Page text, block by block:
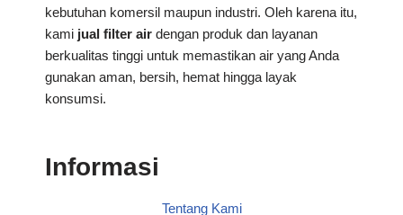
kebutuhan komersil maupun industri. Oleh karena itu,
kami jual filter air dengan produk dan layanan
berkualitas tinggi untuk memastikan air yang Anda
gunakan aman, bersih, hemat hingga layak
konsumsi.
Informasi
Tentang Kami